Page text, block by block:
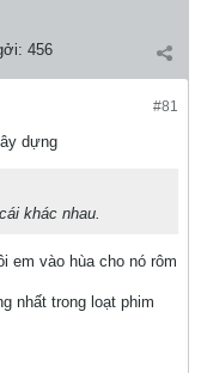
456
#81
dựng
khác nhau.
em vào hùa cho nó rôm
nhất trong loạt phim